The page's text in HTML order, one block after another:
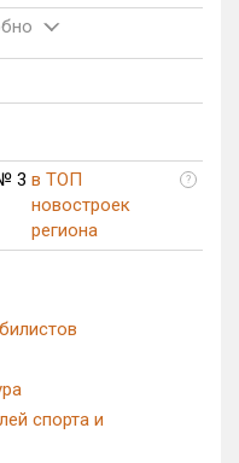
0 из 2
3 в ТОП
новостроек
региона
?
спорта и